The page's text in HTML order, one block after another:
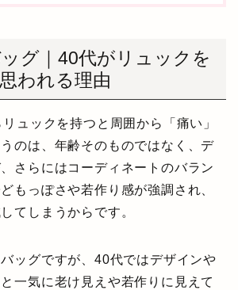
グ｜40代がリュックを
われる理由
ュックを持つと周囲から「痛い」
のは、年齢そのものではなく、デ
さらにはコーディネートのバラン
もっぽさや若作り感が強調され、
てしまうからです。
ッグですが、40代ではデザインや
一気に老け見えや若作りに見えて